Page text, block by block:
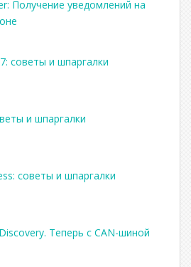
Получение уведомлений на
советы и шпаргалки
и шпаргалки
советы и шпаргалки
Теперь с CAN-шиной